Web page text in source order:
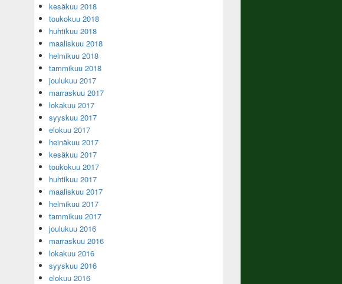
kesäkuu 2018
toukokuu 2018
huhtikuu 2018
maaliskuu 2018
helmikuu 2018
tammikuu 2018
joulukuu 2017
marraskuu 2017
lokakuu 2017
syyskuu 2017
elokuu 2017
heinäkuu 2017
kesäkuu 2017
toukokuu 2017
huhtikuu 2017
maaliskuu 2017
helmikuu 2017
tammikuu 2017
joulukuu 2016
marraskuu 2016
lokakuu 2016
syyskuu 2016
elokuu 2016